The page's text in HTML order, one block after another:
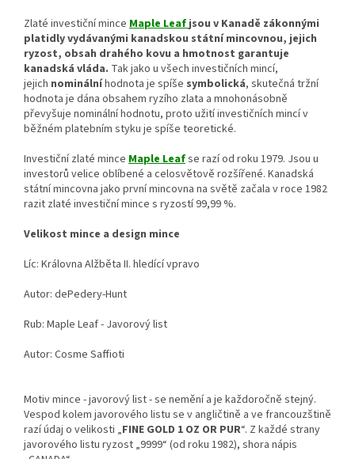
Zlaté investiční mince Maple Leaf jsou v Kanadě zákonnými
platidly vydávanými kanadskou státní mincovnou, jejich
ryzost, obsah drahého kovu a hmotnost garantuje
kanadská vláda. Tak jako u všech investičních mincí,
jejich nominálníhodnota je spíše symbolická, skutečná tržní
hodnota je dána obsahem ryzího zlata a mnohonásobně
převyšuje nominální hodnotu, proto užití investičních mincí v
běžném platebním styku je spíše teoretické.
Investiční zlaté mince Maple Leafse razí od roku 1979. Jsou u
investorů velice oblíbené a celosvětově rozšířené. Kanadská
státní mincovna jako první mincovna na světě začala v roce 1982
razit zlaté investiční mince s ryzostí 99,99 %.
Velikost mince a design mince
Líc: Královna Alžběta II. hledící vpravo
Autor: dePedery-Hunt
Rub: Maple Leaf - Javorový list
Autor: Cosme Saffioti
Motiv mince - javorový list - se nemění a je každoročně stejný.
Vespod kolem javorového listu se v angličtině a ve francouzštině
razí údaj o velikosti „FINE GOLD 1 OZ OR PUR“. Z každé strany
javorového listu ryzost „9999“ (od roku 1982), shora nápis